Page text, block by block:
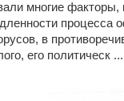
многие факторы,
процесса
в
его политическ ...